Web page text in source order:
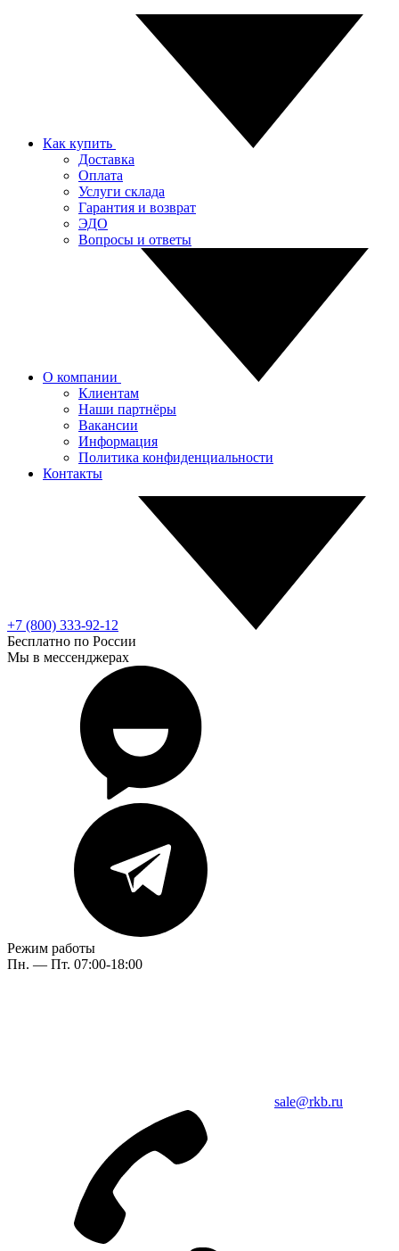
Как купить
Доставка
Оплата
Услуги склада
Гарантия и возврат
ЭДО
Вопросы и ответы
О компании
Клиентам
Наши партнёры
Вакансии
Информация
Политика конфиденциальности
Контакты
+7 (800) 333-92-12
Бесплатно по России
Мы в мессенджерах
Режим работы
Пн. — Пт. 07:00-18:00
sale@rkb.ru